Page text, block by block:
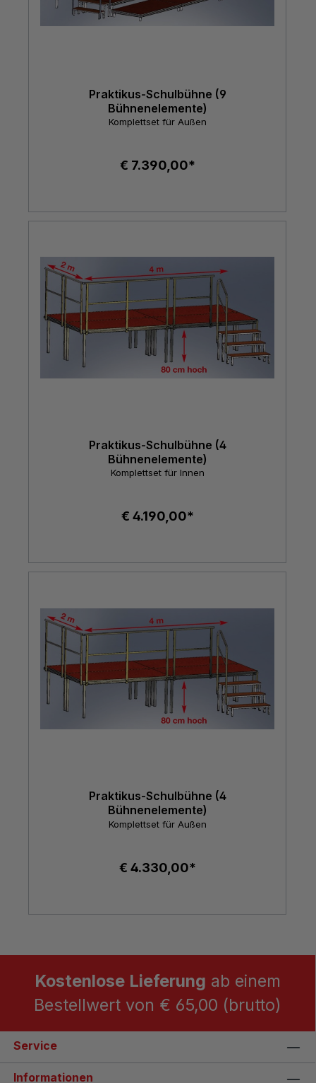
Praktikus-Schulbühne (9
Bühnenelemente)
Komplettset für Außen
€ 7.390,00*
Praktikus-Schulbühne (4
Bühnenelemente)
Komplettset für Innen
€ 4.190,00*
Praktikus-Schulbühne (4
Bühnenelemente)
Komplettset für Außen
€ 4.330,00*
Kostenlose Lieferung ab einem
Bestellwert von € 65,00 (brutto)
Service
Informationen